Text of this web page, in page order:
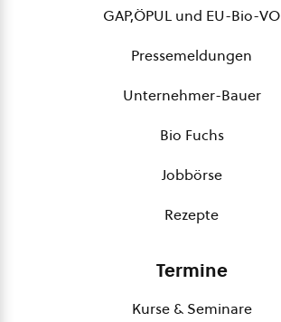
GAP,ÖPUL und EU-Bio-VO
Pressemeldungen
Unternehmer-Bauer
Bio Fuchs
Jobbörse
Rezepte
Termine
Kurse & Seminare